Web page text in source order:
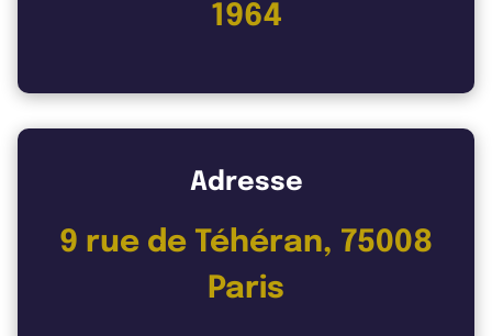
1964
Adresse
9 rue de Téhéran, 75008
Paris